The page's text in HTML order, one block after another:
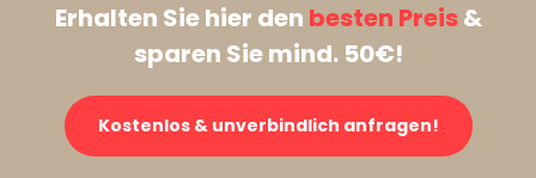
Erhalten Sie hier den besten Preis&
sparen Sie mind. 50€!
Kostenlos & unverbindlich anfragen!